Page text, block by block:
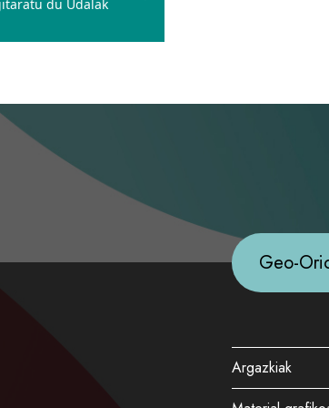
du Udalak
Geo-
Argazkiak